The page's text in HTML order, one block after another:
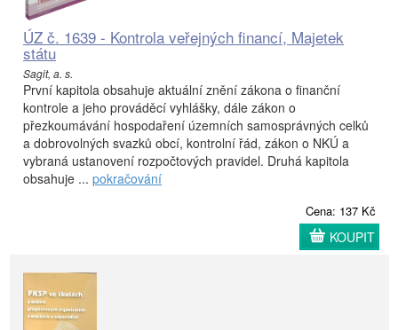
ÚZ č. 1639 - Kontrola veřejných financí, Majetek
státu
Sagit, a. s.
První kapitola obsahuje aktuální znění zákona o finanční
kontrole a jeho prováděcí vyhlášky, dále zákon o
přezkoumávání hospodaření územních samosprávných celků
a dobrovolných svazků obcí, kontrolní řád, zákon o NKÚ a
vybraná ustanovení rozpočtových pravidel. Druhá kapitola
obsahuje ... pokračování
Cena: 137 Kč
KOUPIT